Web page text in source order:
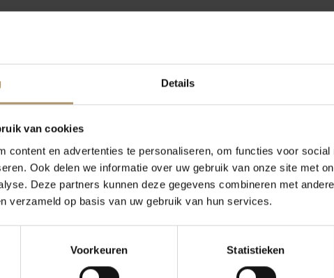
Details
van cookies
content en advertenties te personaliseren, om functies voor social
Ook delen we informatie over uw gebruik van onze site met
Deze partners kunnen deze gegevens combineren met
verzameld op basis van uw gebruik van hun services.
Voorkeuren Statistieken